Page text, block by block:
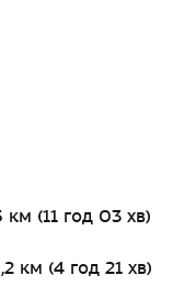
(11 год 03 хв)
км (4 год 21 хв)